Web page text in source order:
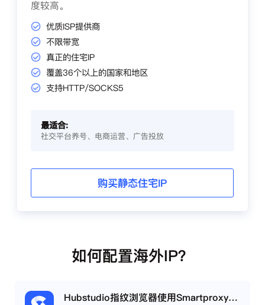
度较高。
优质ISP提供商
不限带宽
真正的住宅IP
覆盖36个以上的国家和地区
支持HTTP/SOCKS5
最适合:
社交平台养号、电商运营、广告投放
购买静态住宅IP
如何配置海外IP？
Hubstudio指纹浏览器使用Smartproxy教程